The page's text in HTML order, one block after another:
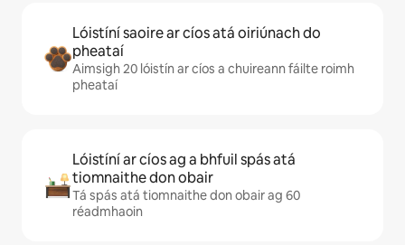
Lóistíní saoire ar cíos atá oiriúnach do
pheataí
Aimsigh 20 lóistín ar cíos a chuireann fáilte roimh
pheataí
Lóistíní ar cíos ag a bhfuil spás atá
tiomnaithe don obair
Tá spás atá tiomnaithe don obair ag 60
réadmhaoin